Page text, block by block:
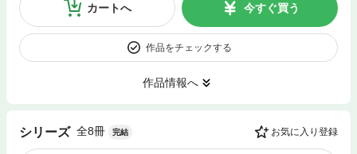
カートへ 今すぐ買う
作品をチェックする
作品情報へ
シリーズ 全8冊 完結 お気に入り登録